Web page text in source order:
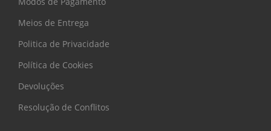
Meios de Entrega
Politica de Privacidade
Política de Cookies
Devoluções
Resolução de Conflitos